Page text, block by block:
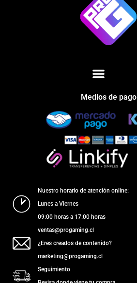
Medios de pago
Nuestro horario de atención online:
Lunes a Viernes
09:00 horas a 17:00 horas
ventas@progaming.cl
¿Eres creados de contenido?
marketing@progaming.cl
Seguimiento